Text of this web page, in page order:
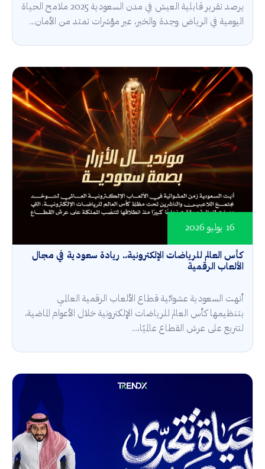
يرصد تقرير قابلية العيش في مدن السعودية 2025 ملامح الحياة
اليومية في الرياض وجدة والخبر، عبر مؤشرات تمتد من الأمان...
كأس العالم للرياضات الإلكترونية.. ريادة سعودية في مجال
الألعاب الرقمية
16 يوليو 2026
أنهت السعودية عشوائية قطاع الألعاب الرقمية العالمي
بتنظيمها كأس العالم للرياضات الإلكترونية خلال الأعوام الماضية،
لتتربع على عرش القطاع عالميًا،...